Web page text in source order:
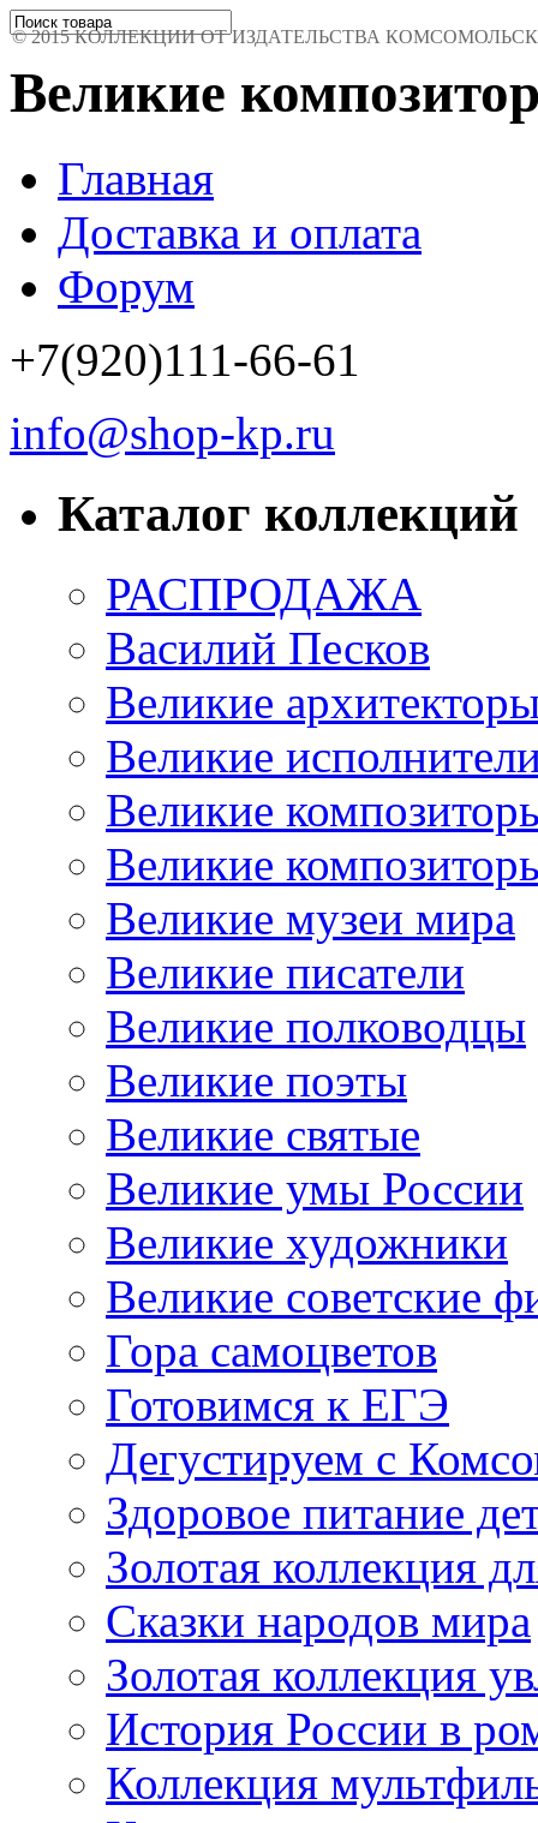
Великие
Главная
Доставка и оплата
Форум
+7(920)111-66-61
info@shop-kp.ru
Каталог коллекций
РАСПРОДАЖА
Василий Песков
Великие
Великие
Великие
Великие
Великие музеи мира
Великие писатели
Великие полководцы
Великие поэты
Великие святые
Великие умы России
Великие художники
Великие советские
Гора самоцветов
Готовимся к ЕГЭ
Дегустируем с
Здоровое питание
Золотая коллекция
Сказки народов мира
Золотая коллекция
История России в
Коллекция
© 2015 КОЛЛЕКЦИИ ОТ ИЗДАТЕЛЬСТВА